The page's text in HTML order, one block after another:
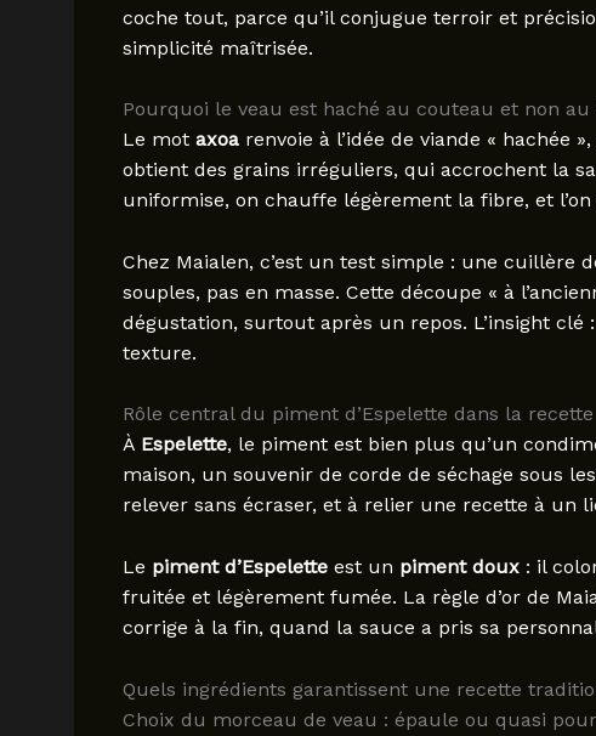
coche tout, parce qu’il conjugue terroir et
simplicité maîtrisée.
Pourquoi le veau est haché au couteau et non au
Le mot axoarenvoie à l’idée de viande « hachée
obtient des grains irréguliers, qui accrochent la
uniformise, on chauffe légèrement la fibre, et
Chez Maialen, c’est un test simple : une cuillère
souples, pas en masse. Cette découpe « à
dégustation, surtout après un repos. L’insight
texture.
Rôle central du piment d’Espelette dans la recette
À Espelette, le piment est bien plus qu’un
maison, un souvenir de corde de séchage sous
relever sans écraser, et à relier une recette à un
Le piment d’Espeletteest un piment doux: il
fruitée et légèrement fumée. La règle d’or de
corrige à la fin, quand la sauce a pris sa
Quels ingrédients garantissent une recette
Choix du morceau de veau : épaule ou quasi